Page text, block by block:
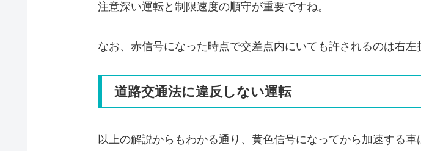
注意深い運転と制限速度の順守が重要ですね。
なお、赤信号になった時点で交差点内にいても許されるのは右左
道路交通法に違反しない運転
以上の解説からもわかる通り、黄色信号になってから加速する車